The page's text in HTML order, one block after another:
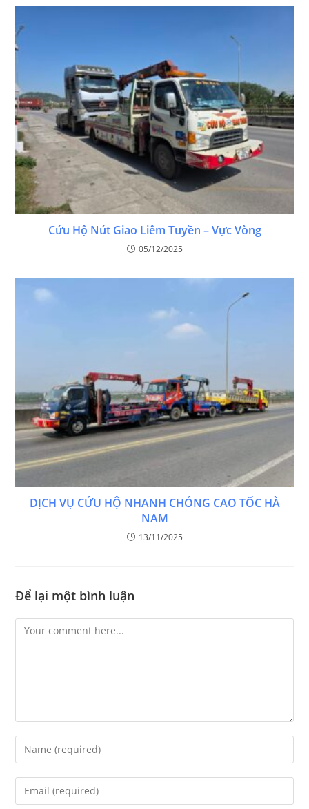
Cứu Hộ Nút Giao Liêm Tuyền – Vực Vòng
05/12/2025
DỊCH VỤ CỨU HỘ NHANH CHÓNG CAO TỐC HÀ
NAM
13/11/2025
Để lại một bình luận